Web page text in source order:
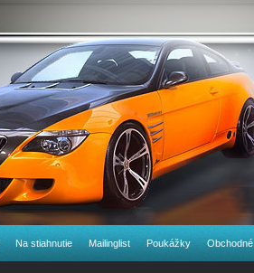
Na stiahnutie Mailinglist Poukážky